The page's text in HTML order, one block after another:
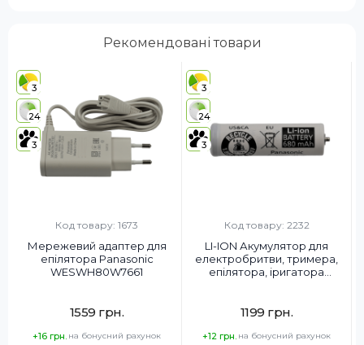
Рекомендовані товари
3
24
3
Код товару: 1673
Мережевий адаптер для
епілятора Panasonic
WESWH80W7661
1559 грн.
+16 грн. на бонусний рахунок
3
24
3
Код товару: 2232
LI-ION Акумулятор для
електробритви, тримера,
епілятора, іригатора
1199 грн.
+12 грн. на бонусний рахунок